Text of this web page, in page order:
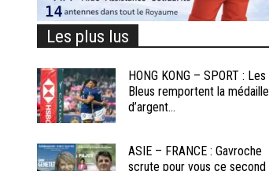
Les plus lus
HONG KONG – SPORT : Les
Bleus remportent la médaille
d’argent...
ASIE – FRANCE : Gavroche
scrute pour vous ce second